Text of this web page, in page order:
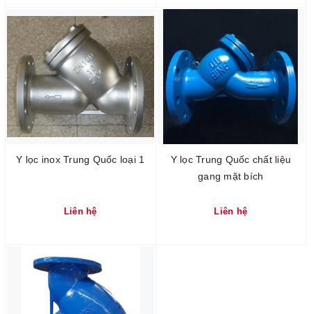
Y lọc inox Trung Quốc loại 1
Liên hệ
Y lọc Trung Quốc chất liệu
gang mặt bích
Liên hệ